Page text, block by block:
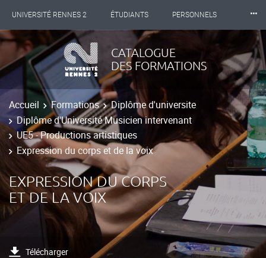
UNIVERSITÉ RENNES 2 ÉTUDIANTS PERSONNELS
INTERNATIONAL PROFESSIONNELS BIBLIOTHÈQUES
LES NOUVELLES DE RENNES 2
⸱⸱⸱
CATALOGUE
DES FORMATIONS
Accueil Formations
Diplôme d'universite
Diplôme d'Université Musicien intervenant
UE5 - Productions artistiques
Expression du corps et de la voix
EXPRESSION DU CORPS
ET DE LA VOIX
Télécharger